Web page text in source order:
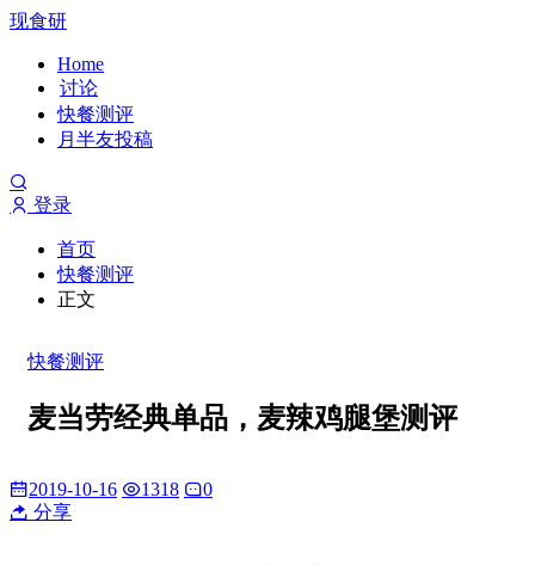
现食研
Home
讨论
快餐测评
月半友投稿
登录
首页
快餐测评
正文
快餐测评
麦当劳经典单品，麦辣鸡腿堡测评
2019-10-16 1318
0
分享